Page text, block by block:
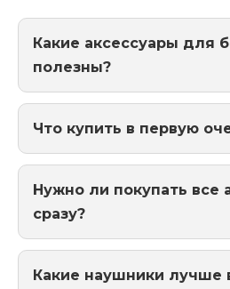
Какие аксессуары для
полезны?
Что купить в первую
Нужно ли покупать все
сразу?
Какие наушники лучше